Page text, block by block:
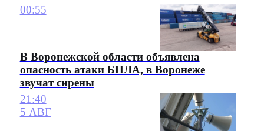
00:55
В Воронежской области объявлена
опасность атаки БПЛА, в Воронеже
звучат сирены
21:40
5 АВГ